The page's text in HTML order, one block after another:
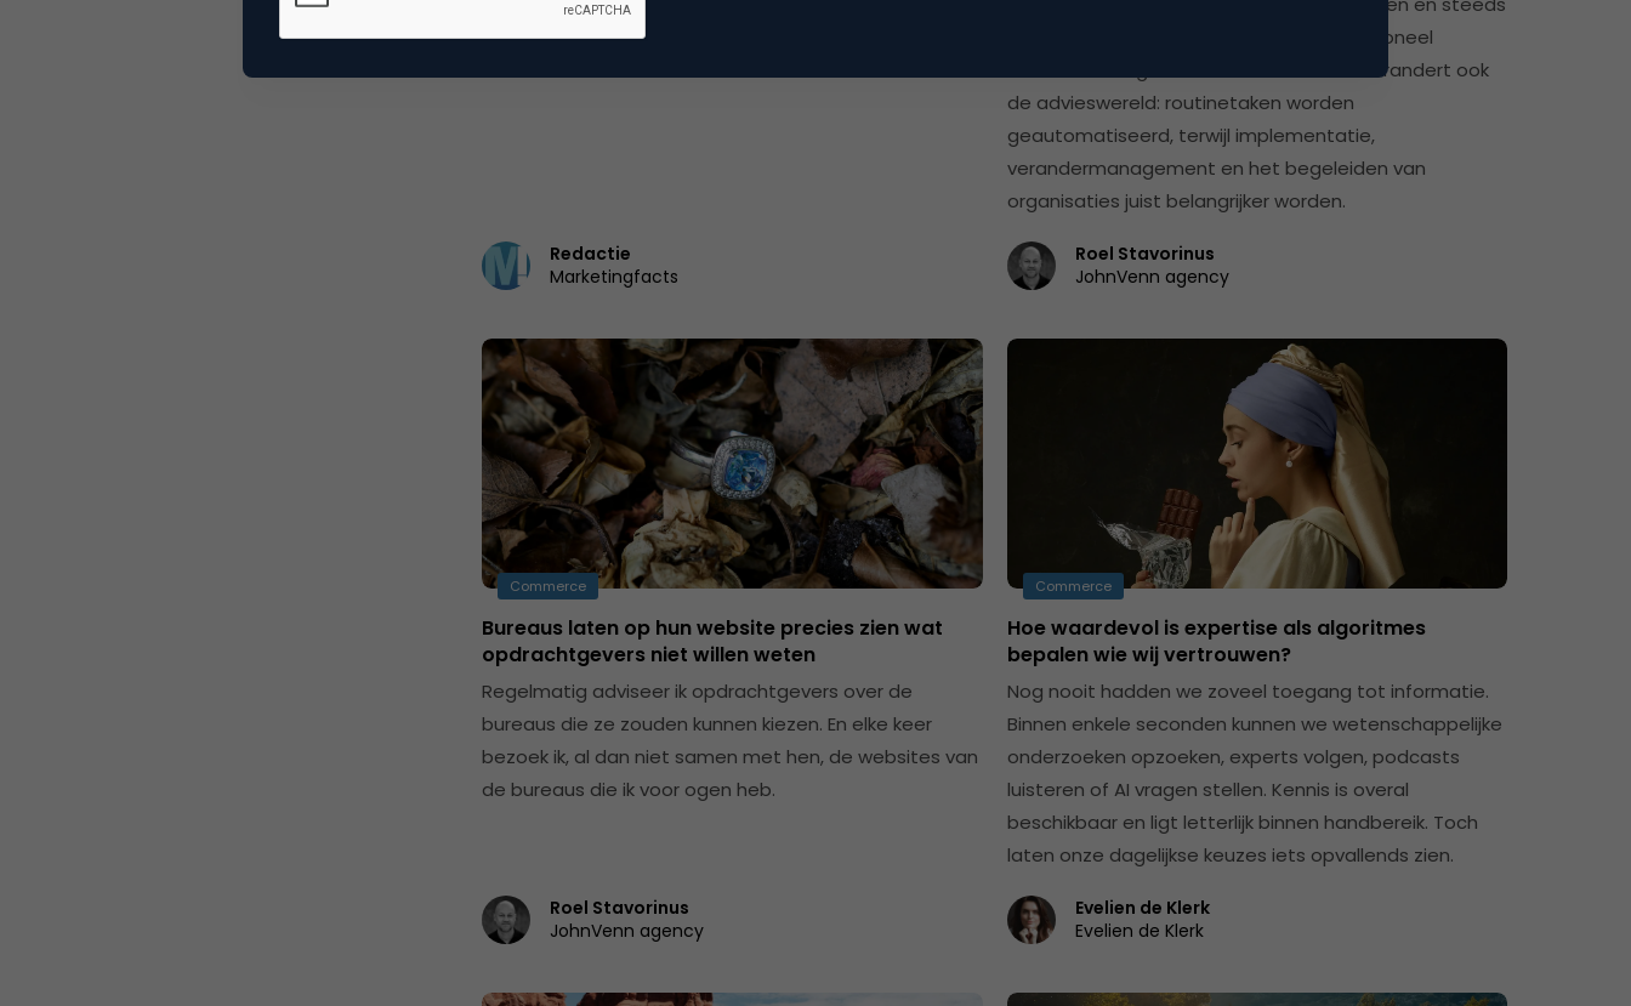
Redactie
Marketingfacts
meer in architectuur, ontwerp en professioneel
oordeel. En volgens Wall Street Journal verandert ook
de advieswereld: routinetaken worden
geautomatiseerd, terwijl implementatie,
verandermanagement en het begeleiden van
organisaties juist belangrijker worden.
Roel Stavorinus
JohnVenn agency
Commerce
Bureaus laten op hun website precies zien wat
opdrachtgevers niet willen weten
Regelmatig adviseer ik opdrachtgevers over de
bureaus die ze zouden kunnen kiezen. En elke keer
bezoek ik, al dan niet samen met hen, de websites van
de bureaus die ik voor ogen heb.
Roel Stavorinus
JohnVenn agency
Commerce
Hoe waardevol is expertise als algoritmes
bepalen wie wij vertrouwen?
Nog nooit hadden we zoveel toegang tot informatie.
Binnen enkele seconden kunnen we wetenschappelijke
onderzoeken opzoeken, experts volgen, podcasts
luisteren of AI vragen stellen. Kennis is overal
beschikbaar en ligt letterlijk binnen handbereik. Toch
laten onze dagelijkse keuzes iets opvallends zien.
Evelien de Klerk
Evelien de Klerk